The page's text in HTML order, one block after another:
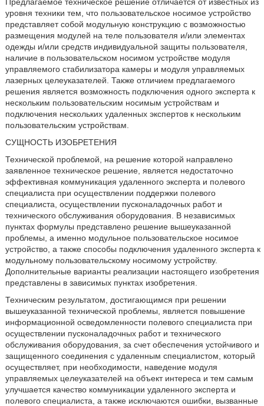
уровня техники тем, что пользовательское носимое устройство
представляет собой модульную конструкцию с возможностью
размещения модулей на теле пользователя и/или элементах
одежды и/или средств индивидуальной защиты пользователя,
наличие в пользовательском носимом устройстве модуля
управляемого стабилизатора камеры и модуля управляемых
лазерных целеуказателей. Также отличием предлагаемого
решения является возможность подключения одного эксперта к
нескольким пользовательским носимым устройствам и
подключения нескольких удаленных экспертов к нескольким
пользовательским устройствам.
СУЩНОСТЬ ИЗОБРЕТЕНИЯ
Технической проблемой, на решение которой направлено
заявленное техническое решение, является недостаточно
эффективная коммуникация удаленного эксперта и полевого
специалиста при осуществлении поддержки полевого
специалиста, осуществлении пусконаладочных работ и
технического обслуживания оборудования. В независимых
пунктах формулы представлено решение вышеуказанной
проблемы, а именно модульное пользовательское носимое
устройство, а также способы подключения удаленного эксперта к
модульному пользовательскому носимому устройству.
Дополнительные варианты реализации настоящего изобретения
представлены в зависимых пунктах изобретения.
Техническим результатом, достигающимся при решении
вышеуказанной технической проблемы, является повышение
информационной осведомленности полевого специалиста при
осуществлении пусконаладочных работ и технического
обслуживания оборудования, за счет обеспечения устойчивого и
защищенного соединения с удаленным специалистом, который
осуществляет, при необходимости, наведение модуля
управляемых целеуказателей на объект интереса и тем самым
улучшается качество коммуникации удаленного эксперта и
полевого специалиста, а также исключаются ошибки, вызванные